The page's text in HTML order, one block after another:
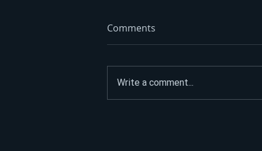
Comments
Write a comment...